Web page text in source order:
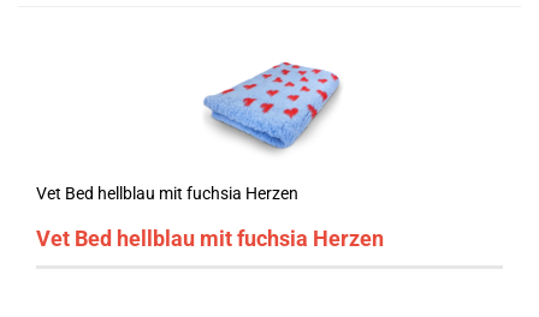
Vet Bed hellblau mit fuchsia Herzen
Vet Bed hellblau mit fuchsia Herzen